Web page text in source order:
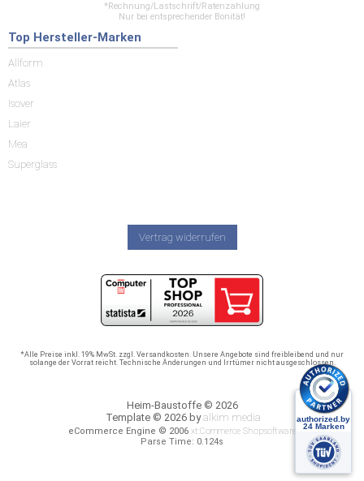
*Rechnung/Lastschrift/Ratenzahlung
Nur bei entsprechender Bonität!
Top Hersteller-Marken
Allform
Atlas
Isover
Laier
Mea
Superglass
Vertrag widerrufen
*Alle Preise inkl. 19% MwSt. zzgl. Versandkosten. Unsere Angebote sind freibleibend und nur
solange der Vorrat reicht. Technische Änderungen und Irrtümer nicht ausgeschlossen.
Heim-Baustoffe © 2026
Template © 2026 byalkim media
eCommerce Engine © 2006 xt:Commerce Shopsoftware
Parse Time: 0.124s